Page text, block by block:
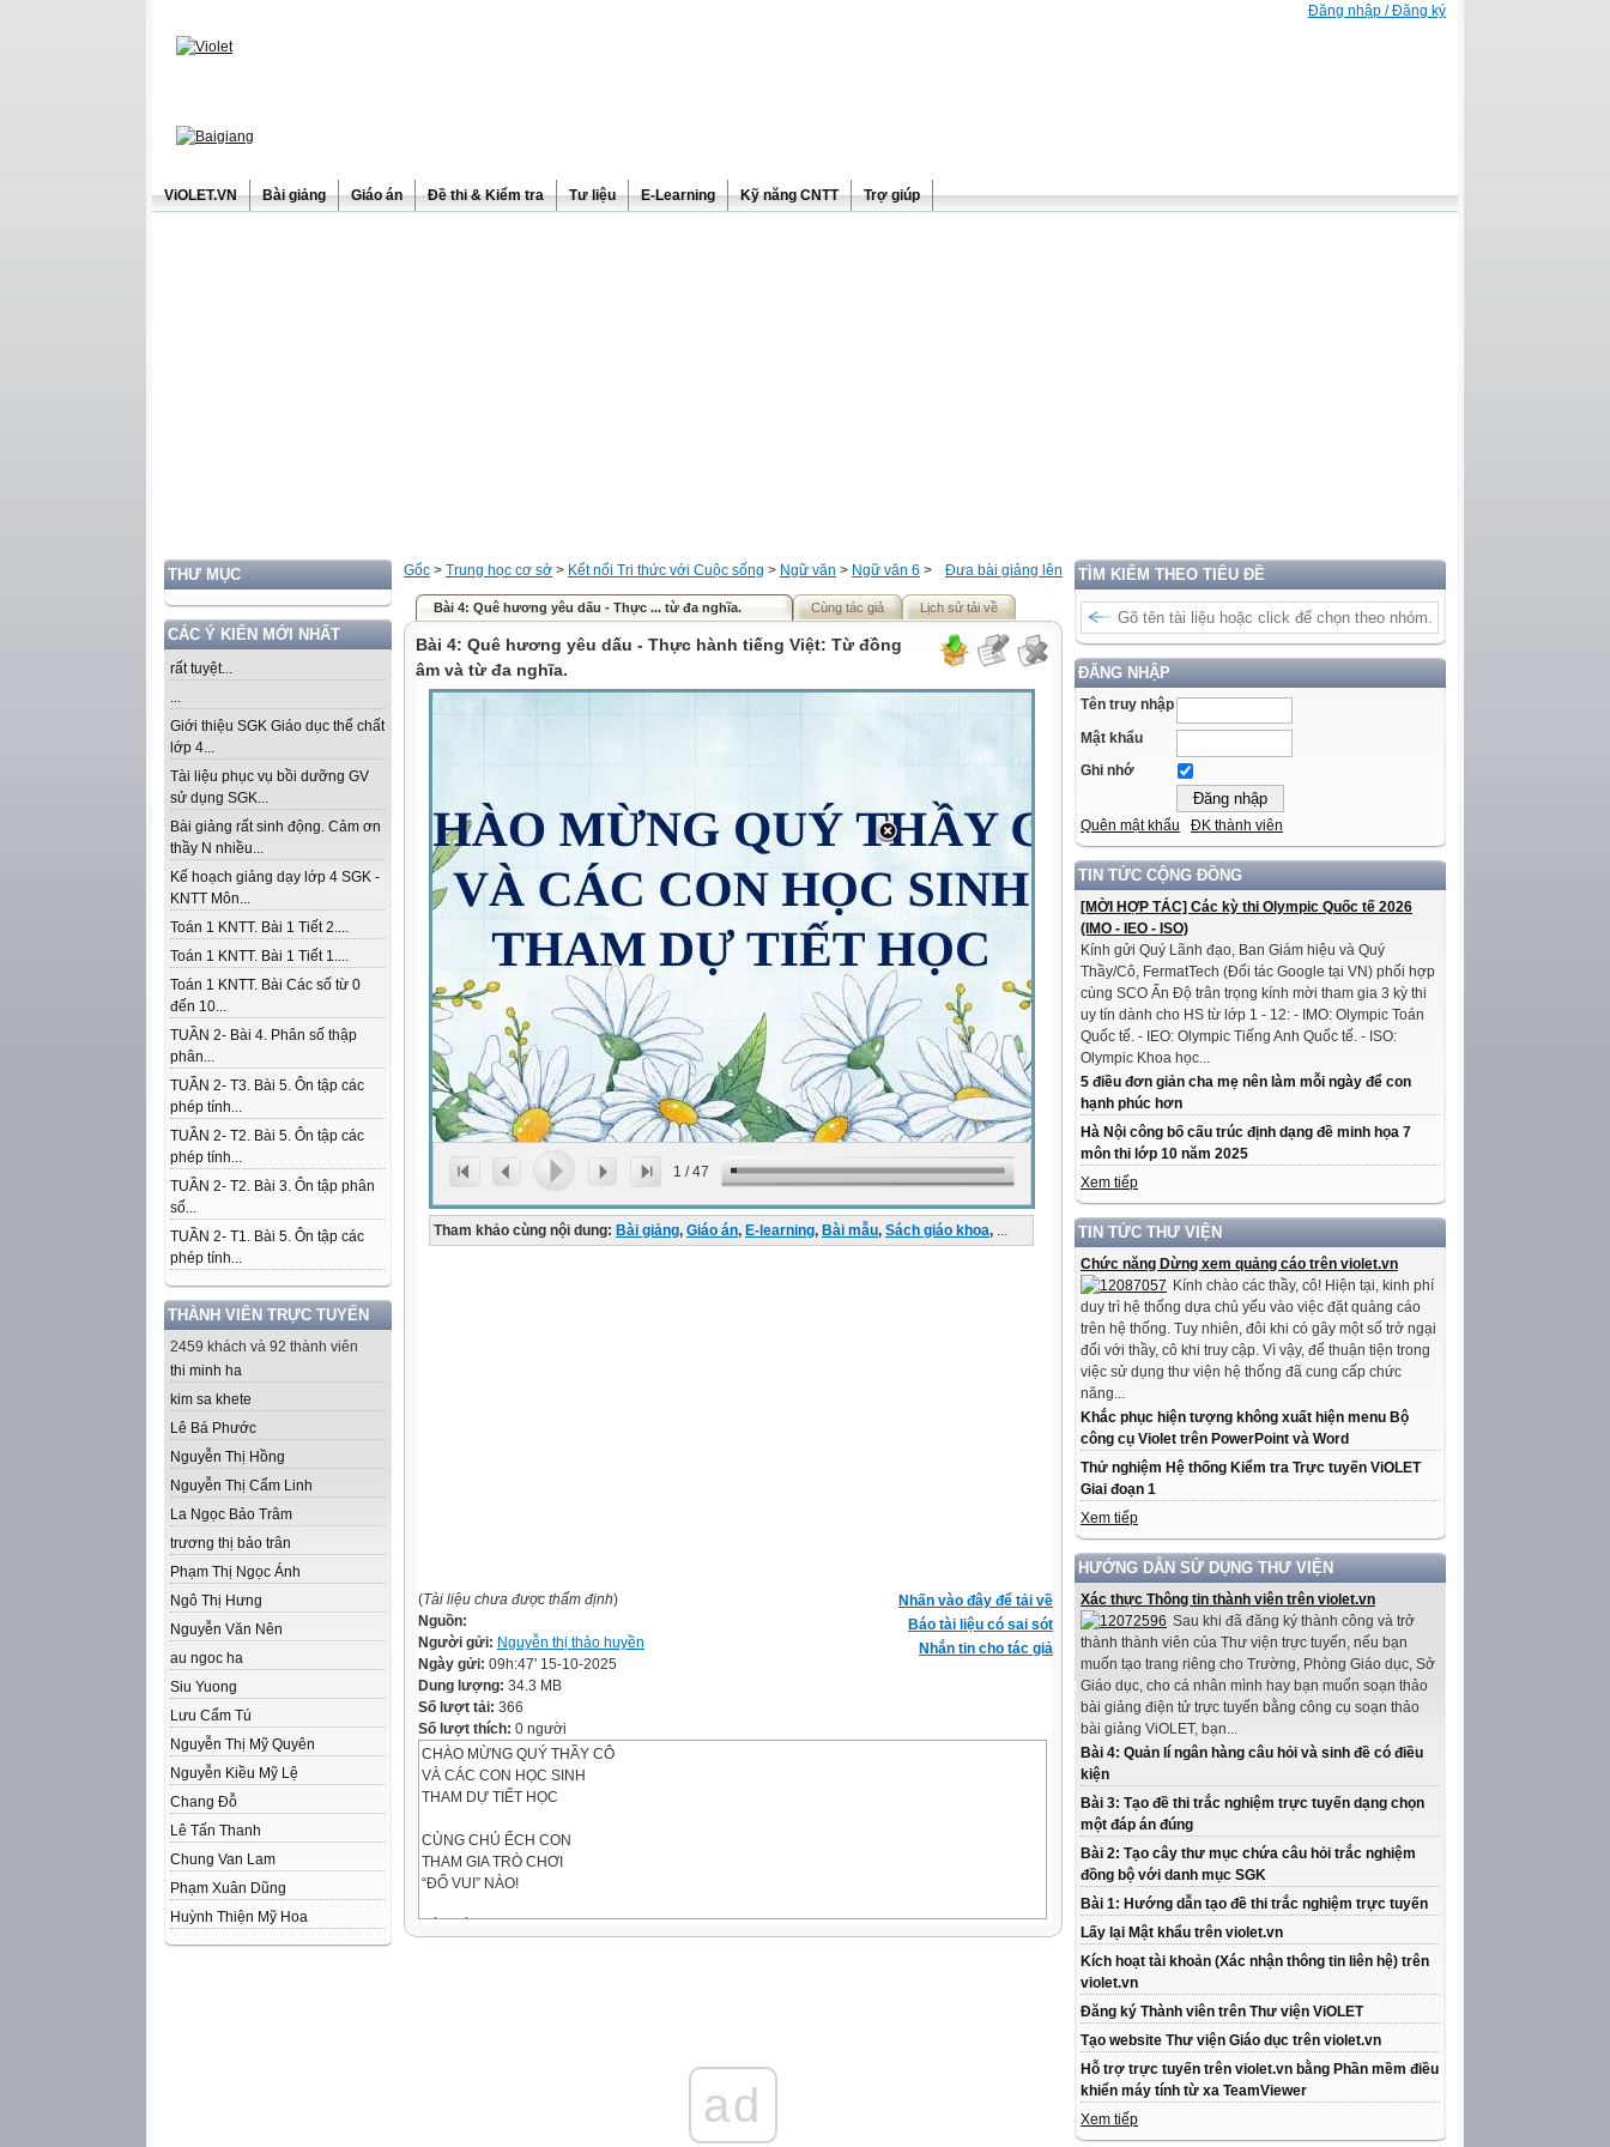
Đăng nhập / Đăng ký
ViOLET.VN Bài giảng Giáo án Đề thi & Kiểm tra Tư liệu E-Learning Kỹ năng CNTT Trợ giúp
THƯ MỤC
CÁC Ý KIẾN MỚI NHẤT
rất tuyệt...
...
Giới thiệu SGK Giáo dục thể chất
lớp 4...
Tài liệu phục vụ bồi dưỡng GV
sử dụng SGK...
Bài giảng rất sinh động. Cảm ơn
thầy N nhiều...
Kế hoạch giảng dạy lớp 4 SGK -
KNTT Môn...
Toán 1 KNTT. Bài 1 Tiết 2....
Toán 1 KNTT. Bài 1 Tiết 1....
Toán 1 KNTT. Bài Các số từ 0
đến 10...
TUẦN 2- Bài 4. Phân số thập
phân...
TUẦN 2- T3. Bài 5. Ôn tập các
phép tính...
TUẦN 2- T2. Bài 5. Ôn tập các
phép tính...
TUẦN 2- T2. Bài 3. Ôn tập phân
số...
TUẦN 2- T1. Bài 5. Ôn tập các
phép tính...
THÀNH VIÊN TRỰC TUYẾN
2459 khách và 92 thành viên
thi minh ha
kim sa khete
Lê Bá Phước
Nguyễn Thị Hồng
Nguyễn Thị Cẩm Linh
La Ngọc Bảo Trâm
trương thị bảo trân
Phạm Thị Ngọc Ánh
Ngô Thị Hưng
Nguyễn Văn Nên
au ngoc ha
Siu Yuong
Lưu Cẩm Tú
Nguyễn Thị Mỹ Quyên
Nguyễn Kiều Mỹ Lệ
Chang Đỗ
Lê Tấn Thanh
Chung Van Lam
Phạm Xuân Dũng
Huỳnh Thiện Mỹ Hoa
TÌM KIẾM THEO TIÊU ĐỀ
ĐĂNG NHẬP
Tên truy nhập
Mật khẩu
Ghi nhớ
Quên mật khẩu ĐK thành viên
TIN TỨC CỘNG ĐỒNG
[MỜI HỢP TÁC] Các kỳ thi Olympic Quốc tế 2026
(IMO - IEO - ISO)
Kính gửi Quý Lãnh đạo, Ban Giám hiệu và Quý
Thầy/Cô, FermatTech (Đối tác Google tại VN) phối hợp
cùng SCO Ấn Độ trân trọng kính mời tham gia 3 kỳ thi
uy tín dành cho HS từ lớp 1 - 12: - IMO: Olympic Toán
Quốc tế. - IEO: Olympic Tiếng Anh Quốc tế. - ISO:
Olympic Khoa học...
5 điều đơn giản cha mẹ nên làm mỗi ngày để con
hạnh phúc hơn
Hà Nội công bố cấu trúc định dạng đề minh họa 7
môn thi lớp 10 năm 2025
Xem tiếp
TIN TỨC THƯ VIỆN
Chức năng Dừng xem quảng cáo trên violet.vn
Kính chào các thầy, cô! Hiện tại, kinh phí
duy trì hệ thống dựa chủ yếu vào việc đặt quảng cáo
trên hệ thống. Tuy nhiên, đôi khi có gây một số trở ngại
đối với thầy, cô khi truy cập. Vì vậy, để thuận tiện trong
việc sử dụng thư viện hệ thống đã cung cấp chức
năng...
Khắc phục hiện tượng không xuất hiện menu Bộ
công cụ Violet trên PowerPoint và Word
Thử nghiệm Hệ thống Kiểm tra Trực tuyến ViOLET
Giai đoạn 1
Xem tiếp
HƯỚNG DẪN SỬ DỤNG THƯ VIỆN
Xác thực Thông tin thành viên trên violet.vn
Sau khi đã đăng ký thành công và trở
thành thành viên của Thư viện trực tuyến, nếu bạn
muốn tạo trang riêng cho Trường, Phòng Giáo dục, Sở
Giáo dục, cho cá nhân mình hay bạn muốn soạn thảo
bài giảng điện tử trực tuyến bằng công cụ soạn thảo
bài giảng ViOLET, bạn...
Bài 4: Quản lí ngân hàng câu hỏi và sinh đề có điều
kiện
Bài 3: Tạo đề thi trắc nghiệm trực tuyến dạng chọn
một đáp án đúng
Bài 2: Tạo cây thư mục chứa câu hỏi trắc nghiệm
đồng bộ với danh mục SGK
Bài 1: Hướng dẫn tạo đề thi trắc nghiệm trực tuyến
Lấy lại Mật khẩu trên violet.vn
Kích hoạt tài khoản (Xác nhận thông tin liên hệ) trên
violet.vn
Đăng ký Thành viên trên Thư viện ViOLET
Tạo website Thư viện Giáo dục trên violet.vn
Hỗ trợ trực tuyến trên violet.vn bằng Phần mềm điều
khiển máy tính từ xa TeamViewer
Xem tiếp
Đưa bài giảng lên
Gốc > Trung học cơ sở > Kết nối Tri thức với Cuộc sống > Ngữ văn > Ngữ văn 6 >
Bài 4: Quê hương yêu dấu - Thực ... từ đa nghĩa. Cùng tác giả Lịch sử tải về
Bài 4: Quê hương yêu dấu - Thực hành tiếng Việt: Từ đồng
âm và từ đa nghĩa.
1 /47
Tham khảo cùng nội dung: Bài giảng, Giáo án, E-learning, Bài mẫu, Sách giáo khoa, ...
Nhấn vào đây để tải về
Báo tài liệu có sai sót
Nhắn tin cho tác giả
(Tài liệu chưa được thẩm định)
Nguồn:
Người gửi: Nguyễn thị thảo huyền
Ngày gửi: 09h:47' 15-10-2025
Dung lượng: 34.3 MB
Số lượt tải: 366
Số lượt thích: 0 người
CHÀO MỪNG QUÝ THẦY CÔ
VÀ CÁC CON HỌC SINH
THAM DỰ TIẾT HỌC
CÙNG CHÚ ẾCH CON
THAM GIA TRÒ CHƠI
“ĐỐ VUI” NÀO!
ad